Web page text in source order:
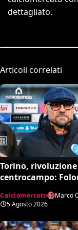
dettagliato.
Articoli correlati
Torino, rivoluzione
centrocampo:
lista di Petrachi
Calciomercato
Marco
5 Agosto 2026